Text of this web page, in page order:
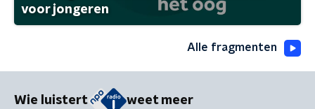
voor jongeren
Alle fragmenten
Wie luistert weet meer